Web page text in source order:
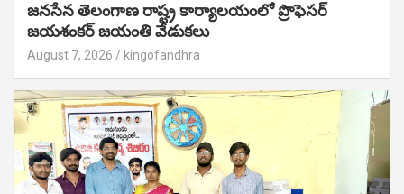
జనసేన తెలంగాణ రాష్ట్ర కార్యాలయంలో ప్రొఫెసర్
జయశంకర్ జయంతి వేడుకలు
August 7, 2026 kingofandhra